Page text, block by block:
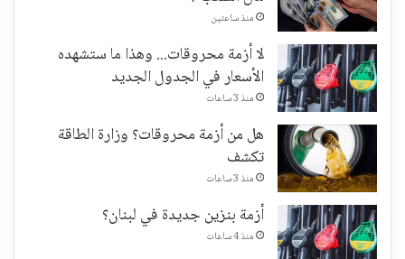
منذ ساعتين
لا أزمة محروقات... وهذا ما ستشهده
الأسعار في الجدول الجديد
منذ 3 ساعات
هل من أزمة محروقات؟ وزارة الطاقة
تكشف
منذ 3 ساعات
أزمة بنزين جديدة في لبنان؟
منذ 4 ساعات